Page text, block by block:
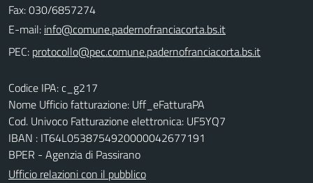
Fax: 030/6857274
E-mail:
PEC:
Codice IPA: c_g217
Nome Ufficio fatturazione: Uff_eFatturaPA
Cod. Univoco Fatturazione elettronica: UF5YQ7
IBAN : IT64L0538754920000042677191
BPER - Agenzia di Passirano
Ufficio relazioni con il pubblico